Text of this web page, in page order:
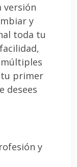
versión
y
toda tu
primer
desees
y